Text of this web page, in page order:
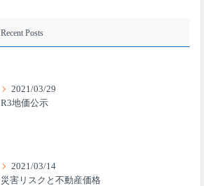
Recent Posts
2021/03/29
R3地価公示
2021/03/14
災害リスクと不動産価格